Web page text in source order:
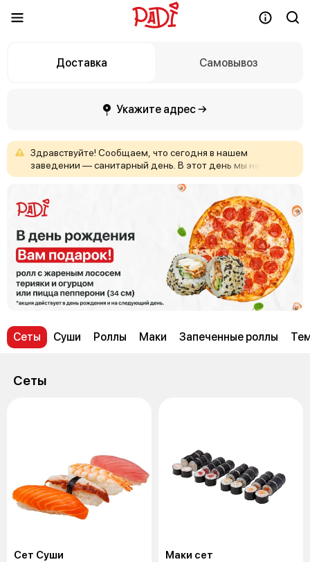
Доставка Самовывоз
Укажите адрес →
Здравствуйте! Сообщаем, что сегодня в нашем
заведении —санитарный день. В этот день мы не
принимаемзаказы.Приносимизвинениязанеудобства
завтрашнегодня!
команда
Сеты Суши Роллы Маки Запеченные роллы
Сеты
Сет Суши Маки сет